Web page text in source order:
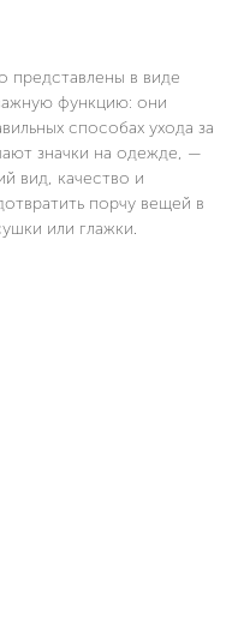
представлены в виде
функцию: они
способах ухода за
значки на одежде, —
вид, качество и
порчу вещей в
или глажки.